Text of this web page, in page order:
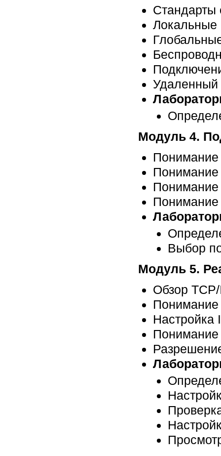
Стандарты
Локальные
Удаленный
Модуль 4.
Понимание
Понимание
Выбор
Модуль 5.
Обзор
Настройка
Понимание